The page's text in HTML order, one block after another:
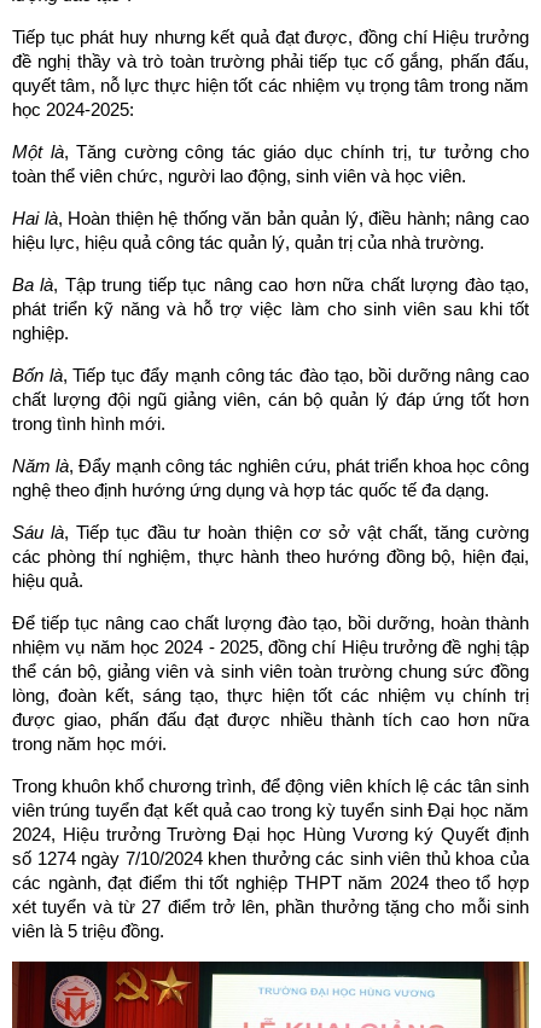
Tiếp tục phát huy nhưng kết quả đạt được, đồng chí Hiệu trưởng
đề nghị thầy và trò toàn trường phải tiếp tục cố gắng, phấn đấu,
quyết tâm, nỗ lực thực hiện tốt các nhiệm vụ trọng tâm trong năm
học 2024-2025:
Một là, Tăng cường công tác giáo dục chính trị, tư tưởng cho
toàn thể viên chức, người lao động, sinh viên và học viên.
Hai là, Hoàn thiện hệ thống văn bản quản lý, điều hành; nâng cao
hiệu lực, hiệu quả công tác quản lý, quản trị của nhà trường.
Ba là, Tập trung tiếp tục nâng cao hơn nữa chất lượng đào tạo,
phát triển kỹ năng và hỗ trợ việc làm cho sinh viên sau khi tốt
nghiệp.
Bốn là, Tiếp tục đẩy mạnh công tác đào tạo, bồi dưỡng nâng cao
chất lượng đội ngũ giảng viên, cán bộ quản lý đáp ứng tốt hơn
trong tình hình mới.
Năm là, Đẩy mạnh công tác nghiên cứu, phát triển khoa học công
nghệ theo định hướng ứng dụng và hợp tác quốc tế đa dạng.
Sáu là, Tiếp tục đầu tư hoàn thiện cơ sở vật chất, tăng cường
các phòng thí nghiệm, thực hành theo hướng đồng bộ, hiện đại,
hiệu quả.
Để tiếp tục nâng cao chất lượng đào tạo, bồi dưỡng, hoàn thành
nhiệm vụ năm học 2024 - 2025, đồng chí Hiệu trưởng đề nghị tập
thể cán bộ, giảng viên và sinh viên toàn trường chung sức đồng
lòng, đoàn kết, sáng tạo, thực hiện tốt các nhiệm vụ chính trị
được giao, phấn đấu đạt được nhiều thành tích cao hơn nữa
trong năm học mới.
Trong khuôn khổ chương trình, để động viên khích lệ các tân sinh
viên trúng tuyển đạt kết quả cao trong kỳ tuyển sinh Đại học năm
2024, Hiệu trưởng Trường Đại học Hùng Vương ký Quyết định
số 1274 ngày 7/10/2024 khen thưởng các sinh viên thủ khoa của
các ngành, đạt điểm thi tốt nghiệp THPT năm 2024 theo tổ hợp
xét tuyển và từ 27 điểm trở lên, phần thưởng tặng cho mỗi sinh
viên là 5 triệu đồng.